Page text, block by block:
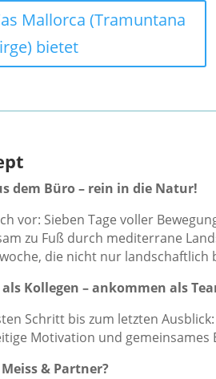
Mallorca (Tramuntana
bietet
dem Büro – rein in die Natur!
vor: Sieben Tage voller
zu Fuß durch mediterrane
die nicht nur
Kollegen – ankommen als
Schritt bis zum letzten
Motivation und
& Partner?